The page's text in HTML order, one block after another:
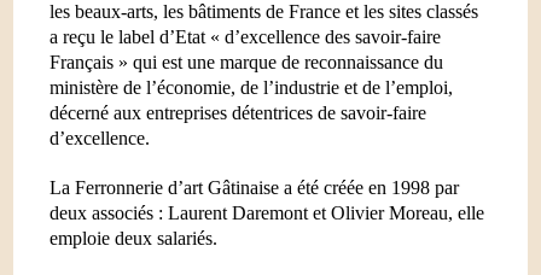
les beaux-arts, les bâtiments de France et les sites classés
a reçu le label d’Etat « d’excellence des savoir-faire
Français » qui est une marque de reconnaissance du
ministère de l’économie, de l’industrie et de l’emploi,
décerné aux entreprises détentrices de savoir-faire
d’excellence.
La Ferronnerie d’art Gâtinaise a été créée en 1998 par
deux associés : Laurent Daremont et Olivier Moreau, elle
emploie deux salariés.